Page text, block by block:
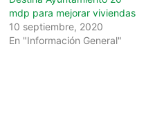
mdp para mejorar viviendas
10 septiembre, 2020
En "Información General"